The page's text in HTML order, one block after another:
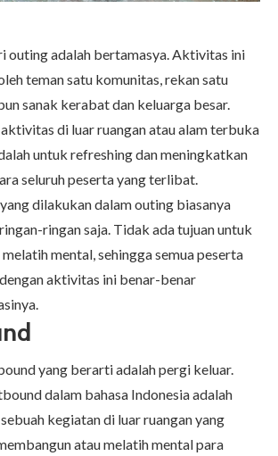
outing adalah bertamasya. Aktivitas ini
teman satu komunitas, rekan satu
sanak kerabat dan keluarga besar.
di luar ruangan atau alam terbuka
untuk refreshing dan meningkatkan
seluruh peserta yang terlibat.
dilakukan dalam outing biasanya
ringan saja. Tidak ada tujuan untuk
mental, sehingga semua peserta
aktivitas ini benar-benar
yang berarti adalah pergi keluar.
dalam bahasa Indonesia adalah
kegiatan di luar ruangan yang
atau melatih mental para